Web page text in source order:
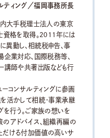
ティング／福岡事務所長
大手税理士法人の東京
資格を取得。2011年には
動し、相続税申告、事
企業対応、国際税務等、
講師や共著出版なども行
コンサルティングに参画
活かして相続・事業承継
を行う。ご家族の想いを
アドバイス、組織再編の
だける付加価値の高いサ